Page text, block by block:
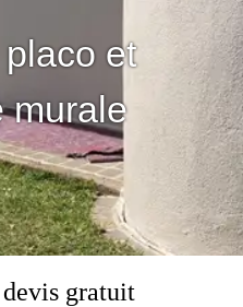
et
murale
gratuit